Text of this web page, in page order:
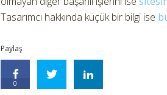
Tasarımcı hakkında küçük bir bilgi ise
Paylaş
0